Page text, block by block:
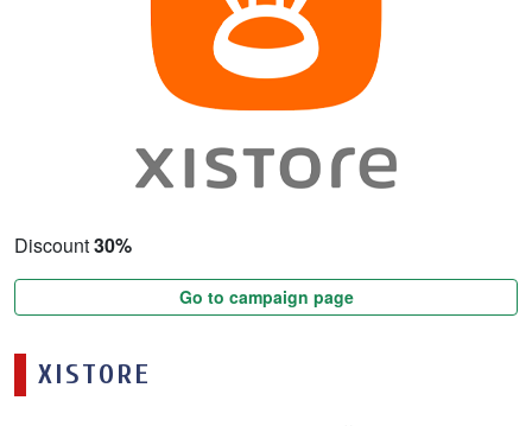
Discount30%
Go to campaign page
XISTORE